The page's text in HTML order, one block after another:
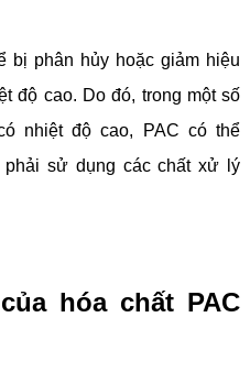
bị phân hủy hoặc giảm hiệu
độ cao. Do đó, trong một số
nhiệt độ cao, PAC có thể
phải sử dụng các chất xử lý
hóa chất PAC